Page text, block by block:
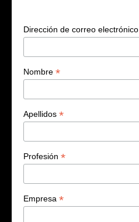
Dirección de correo electrónico
Nombre *
Apellidos *
Profesión *
Empresa *